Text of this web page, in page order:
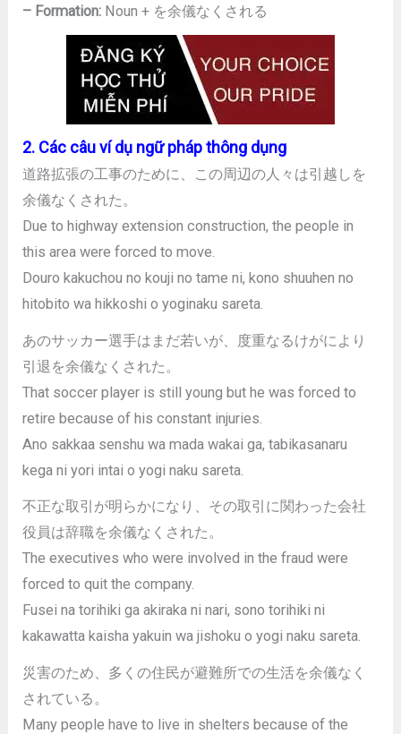
– Formation: Noun + を余儀なくされる
2. Các câu ví dụ ngữ pháp thông dụng
道路拡張の工事のために、この周辺の人々は引越しを
余儀なくされた。
Due to highway extension construction, the people in
this area were forced to move.
Douro kakuchou no kouji no tame ni, kono shuuhen no
hitobito wa hikkoshi o yoginaku sareta.
あのサッカー選手はまだ若いが、度重なるけがにより
引退を余儀なくされた。
That soccer player is still young but he was forced to
retire because of his constant injuries.
Ano sakkaa senshu wa mada wakai ga, tabikasanaru
kega ni yori intai o yogi naku sareta.
不正な取引が明らかになり、その取引に関わった会社
役員は辞職を余儀なくされた。
The executives who were involved in the fraud were
forced to quit the company.
Fusei na torihiki ga akiraka ni nari, sono torihiki ni
kakawatta kaisha yakuin wa jishoku o yogi naku sareta.
災害のため、多くの住民が避難所での生活を余儀なく
されている。
Many people have to live in shelters because of the